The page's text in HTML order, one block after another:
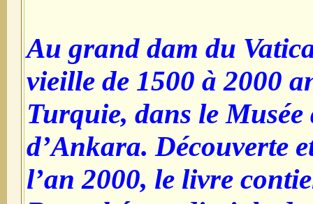
Au grand dam du
vieille de 1500 à 2000
Turquie, dans le
d’Ankara. Découverte
l’an 2000, le livre